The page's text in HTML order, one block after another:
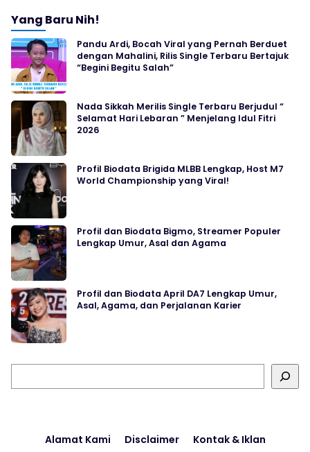
Yang Baru Nih!
Pandu Ardi, Bocah Viral yang Pernah Berduet
dengan Mahalini, Rilis Single Terbaru Bertajuk
“Begini Begitu Salah”
Nada Sikkah Merilis Single Terbaru Berjudul “
Selamat Hari Lebaran ” Menjelang Idul Fitri
2026
Profil Biodata Brigida MLBB Lengkap, Host M7
World Championship yang Viral!
Profil dan Biodata Bigmo, Streamer Populer
Lengkap Umur, Asal dan Agama
Profil dan Biodata April DA7 Lengkap Umur,
Asal, Agama, dan Perjalanan Karier
Alamat Kami Disclaimer Kontak & Iklan